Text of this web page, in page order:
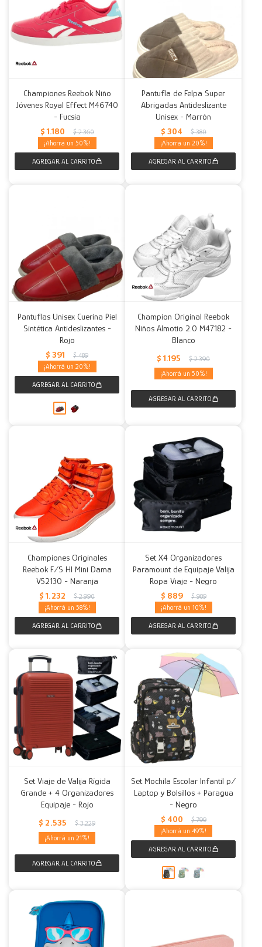
Championes Reebok Niño
Jóvenes Royal Effect M46740
- Fucsia
$ 1.180 $ 2.360
50
Pantufla de Felpa Super
Abrigadas Antideslizante
Unisex - Marrón
$ 304 $ 380
20
Pantuflas Unisex Cuerina Piel
Sintética Antideslizantes -
Rojo
$ 391 $ 489
20
Champion Original Reebok
Niños Almotio 2.0 M47182 -
Blanco
$ 1.195 $ 2.390
50
Championes Originales
Reebok F/S HI Mini Dama
V52130 - Naranja
$ 1.232 $ 2.990
58
Set X4 Organizadores
Paramount de Equipaje Valija
Ropa Viaje - Negro
$ 889 $ 989
10
Set Viaje de Valija Rígida
Grande + 4 Organizadores
Equipaje - Rojo
$ 2.535 $ 3.229
21
Set Mochila Escolar Infantil p/
Laptop y Bolsillos + Paragua
- Negro
$ 400 $ 799
49